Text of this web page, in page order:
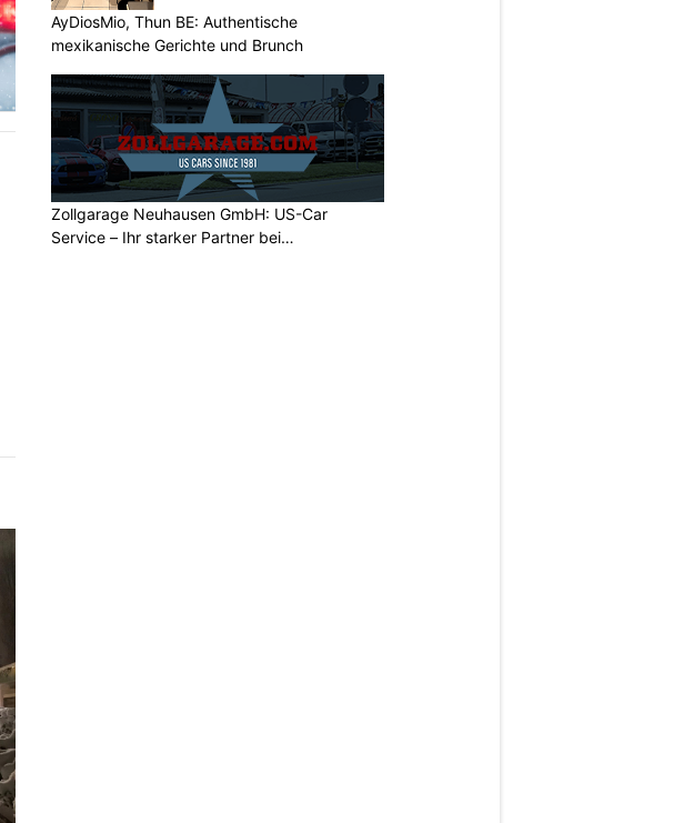
AyDiosMio, Thun BE: Authentische
mexikanische Gerichte und Brunch
Zollgarage Neuhausen GmbH: US-Car
Service – Ihr starker Partner bei